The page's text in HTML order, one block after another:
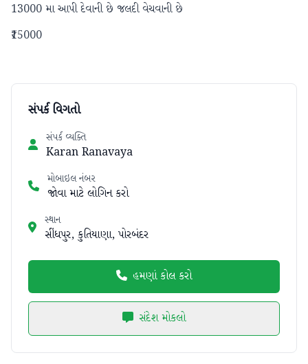
13000 મા આપી દેવાની છે જલદી વેચવાની છે
₹15000
સંપર્ક વિગતો
સંપર્ક વ્યક્તિ
Karan Ranavaya
મોબાઇલ નંબર
જોવા માટે લોગિન કરો
સ્થાન
સીંધપુર, કુતિયાણા, પોરબંદર
હમણાં કોલ કરો
સંદેશ મોકલો